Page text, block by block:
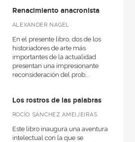
Renacimiento anacronista
ALEXANDER NAGEL
En el presente libro, dos de los
historiadores de arte más
importantes de la actualidad
presentan una impresionante
reconsideración del prob...
Los rostros de las palabras
ROCÍO SÁNCHEZ AMEIJEIRAS
Este libro inaugura una aventura
intelectual con la que se